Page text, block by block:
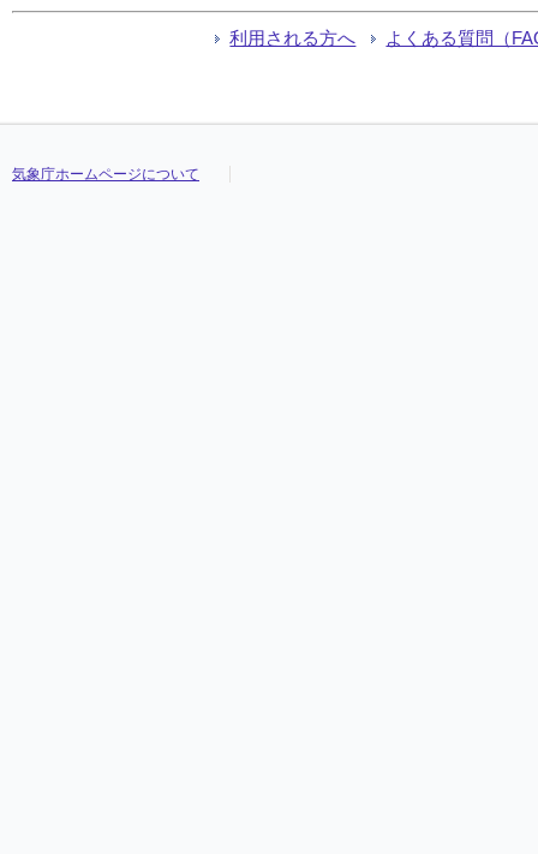
利用される方へ よくある質問（
気象庁ホームページについて